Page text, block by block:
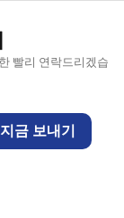
빨리 연락드리겠습
지금 보내기